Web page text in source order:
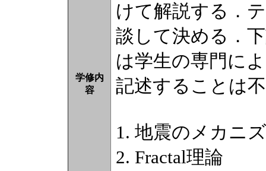
学修内
容
けて解説する．
談して決める．
は学生の専門に
記述することは
1. 地震のメカニ
2. Fractal理論